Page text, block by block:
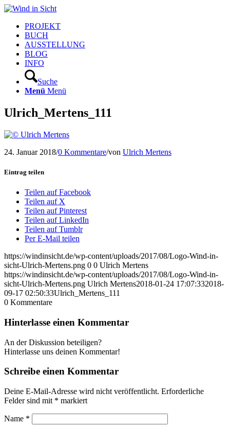
PROJEKT
BUCH
AUSSTELLUNG
BLOG
INFO
Suche
Menü Menü
Ulrich_Mertens_111
24. Januar 2018/0 Kommentare/von Ulrich Mertens
Eintrag teilen
Teilen auf Facebook
Teilen auf X
Teilen auf Pinterest
Teilen auf LinkedIn
Teilen auf Tumblr
Per E-Mail teilen
https://windinsicht.de/wp-content/uploads/2017/08/Logo-Wind-in-
sicht-Ulrich-Mertens.png 0 0 Ulrich Mertens
https://windinsicht.de/wp-content/uploads/2017/08/Logo-Wind-in-
sicht-Ulrich-Mertens.png Ulrich Mertens2018-01-24 17:07:332018-
09-17 02:50:33Ulrich_Mertens_111
0 Kommentare
Hinterlasse einen Kommentar
An der Diskussion beteiligen?
Hinterlasse uns deinen Kommentar!
Schreibe einen Kommentar
Deine E-Mail-Adresse wird nicht veröffentlicht. Erforderliche
Felder sind mit * markiert
Name *